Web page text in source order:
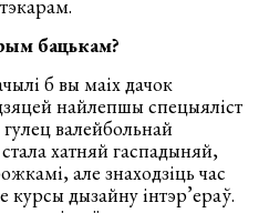
бацькам?
б вы маіх дачок
найлепшы спецыяліст
валейбольнай
хатняй гаспадыняй,
але знаходзіць час
курсы дызайну інтэр’ераў.